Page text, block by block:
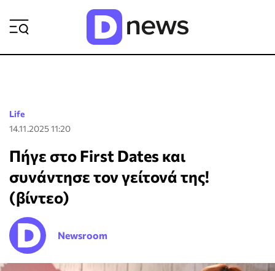
Life
14.11.2025 11:20
Πήγε στο First Dates και
συνάντησε τον γείτονά της!
(βίντεο)
Newsroom